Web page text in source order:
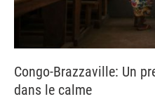
Congo-Brazzaville: Un
dans le calme